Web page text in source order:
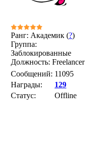
Ранг: Академик (?)
Группа:
Заблокированные
Должность: Freelancer
Сообщений: 11095
Награды:
129
Статус:
Offline